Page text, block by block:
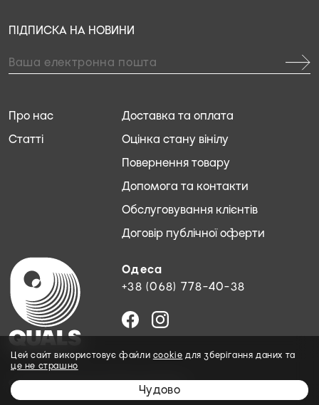
Одеса
+38 (068) 778-40-38
Доставка та оплата
Оцінка стану вінілу
Повернення товару
Допомога та контакти
Обслуговування клієнтів
Договір публічної оферти
Про нас
Статті
ПІДПИСКА НА НОВИНИ
© 2026 QUALS. Всі права захищені.
Цей сайт використовує файли cookie для зберігання даних та
це не страшно
Чудово